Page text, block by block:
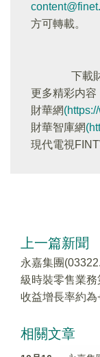
方可轉載。
下載
更多精彩内容
財華網
財華智庫網
現代電視
上一篇新聞
永嘉集團
級時裝零售業務
收益增長率約為
相關文章